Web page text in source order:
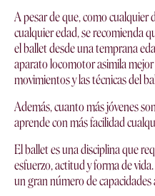
A pesar de que, como cualquier
cualquier edad, se recomienda
el ballet desde una temprana
aparato locomotor asimila
movimientos y las técnicas del
Además, cuanto más jóvenes
aprende con más facilidad
El ballet es una disciplina que
esfuerzo, actitud y forma de
un gran número de